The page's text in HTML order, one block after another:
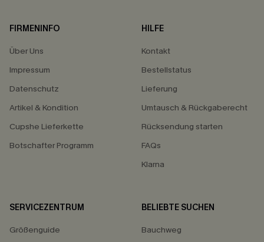
FIRMENINFO
Über Uns
Impressum
Datenschutz
Artikel & Kondition
Cupshe Lieferkette
Botschafter Programm
HILFE
Kontakt
Bestellstatus
Lieferung
Umtausch & Rückgaberecht
Rücksendung starten
FAQs
Klarna
SERVICEZENTRUM
Größenguide
BELIEBTE SUCHEN
Bauchweg